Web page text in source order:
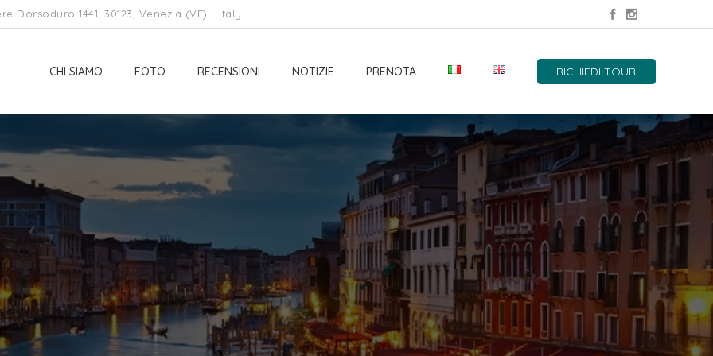
Dorsoduro 1441, 30123, Venezia (VE) - Italy
CHI SIAMO FOTO RECENSIONI NOTIZIE PRENOTA RICHIEDI TOUR